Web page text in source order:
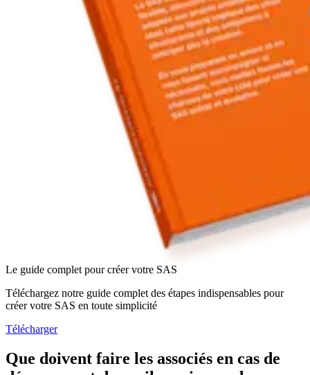
Le guide complet pour créer votre SAS
Téléchargez notre guide complet des étapes indispensables pour
créer votre SAS en toute simplicité
Télécharger
Que doivent faire les associés en cas de